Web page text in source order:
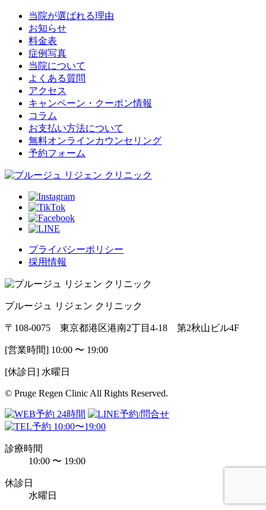
当院が選ばれる理由
お知らせ
料金表
症例写真
当院について
よくある質問
アクセス
キャンペーン・クーポン情報
コラム
お支払い方法について
無料オンラインカウンセリング
予約フォーム
プライバシーポリシー
採用情報
プルージュ リジェン クリニック
〒108-0075 東京都港区港南2丁目4-18 第2秋山ビル4F
[営業時間] 10:00 〜 19:00
[休診日] 水曜日
© Pruge Regen Clinic All Rights Reserved.
診療時間
10:00 〜 19:00
休診日
水曜日